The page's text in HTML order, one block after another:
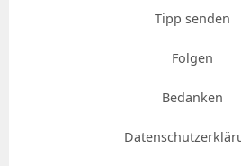
Tipp senden
Folgen
Bedanken